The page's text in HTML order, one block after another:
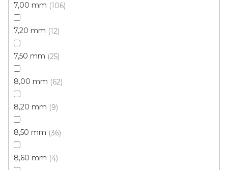
7,00 mm 106
7,20 mm 12
7,50 mm 25
8,00 mm 62
8,20 mm 9
8,50 mm 36
8,60 mm 4